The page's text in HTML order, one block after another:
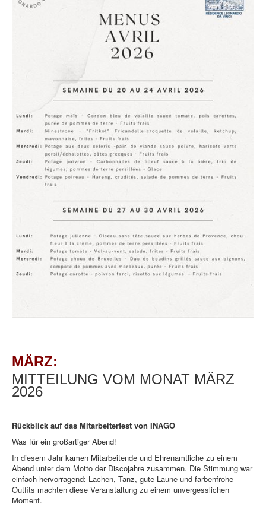
MÄRZ:
MITTEILUNG VOM MONAT MÄRZ
2026
Rückblick auf das Mitarbeiterfest von INAGO
Was für ein großartiger Abend!
In diesem Jahr kamen Mitarbeitende und Ehrenamtliche zu einem
Abend unter dem Motto der Discojahre zusammen. Die Stimmung war
einfach hervorragend: Lachen, Tanz, gute Laune und farbenfrohe
Outfits machten diese Veranstaltung zu einem unvergesslichen
Moment.